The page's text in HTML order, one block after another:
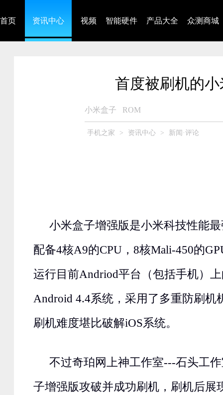
首页 资讯中心 视频 智能硬件 产品大全 众测商城
首度被刷机的
小米盒子 ROM
手机之家 > 资讯中心 > 新闻·评论
小米盒子增强版是小米科技性能
配备4核A9的CPU，8核Mali-450的
运行目前Andriod平台（包括手机）
Android 4.4系统，采用了多重防刷机
刷机难度堪比破解iOS系统。
不过奇珀网上神工作室---石头工
子增强版攻破并成功刷机，刷机后展